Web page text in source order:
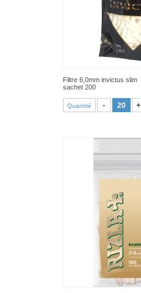
Filtre 6,0mm invictus slim
sachet 200
Quantité - +